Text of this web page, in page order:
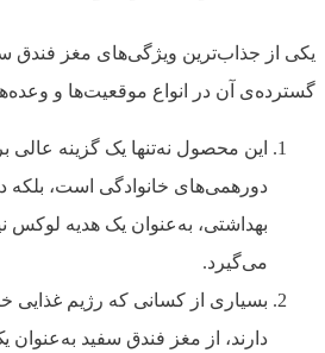
یکی از جذاب‌ترین ویژگی‌های مغز فندق
گسترده‌ی آن در انواع موقعیت‌ها و
این محصول نه‌تنها یک گزینه عالی
دورهمی‌های خانوادگی است، بلکه
بهداشتی، به‌عنوان یک هدیه لوکس
می‌گیرد.
بسیاری از کسانی که رژیم غذایی
دارند، از مغز فندق سفید به‌عنوان